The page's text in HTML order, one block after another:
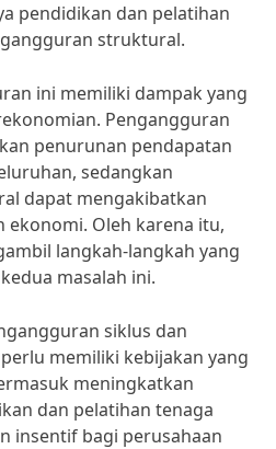
pendidikan dan pelatihan
struktural.
ini memiliki dampak yang
Pengangguran
penurunan pendapatan
sedangkan
dapat mengakibatkan
ekonomi. Oleh karena itu,
langkah-langkah yang
masalah ini.
siklus dan
memiliki kebijakan yang
meningkatkan
dan pelatihan tenaga
insentif bagi perusahaan